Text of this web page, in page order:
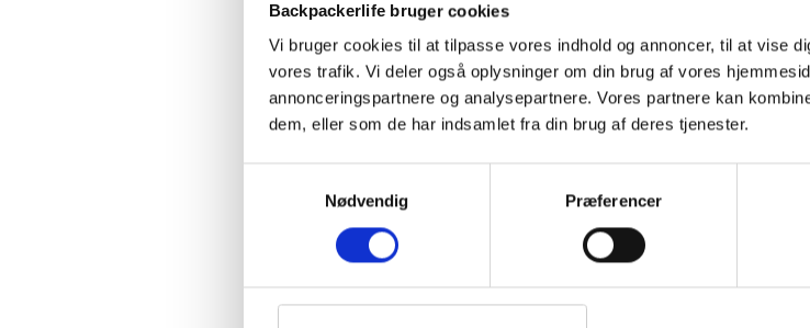
Backpackerlife bruger cookies
Vi bruger cookies til at tilpasse vores indhold og annoncer, til at vise
vores trafik. Vi deler også oplysninger om din brug af vores
annonceringspartnere og analysepartnere. Vores partnere kan
dem, eller som de har indsamlet fra din brug af deres tjenester.
Nødvendig
Præferencer
Freja -5 grader, er
bevægelighed er
meget og fylder ikke
Derudover kommer
samt har lynlåsen
Selve
Derudover er Freja -
certificeret.